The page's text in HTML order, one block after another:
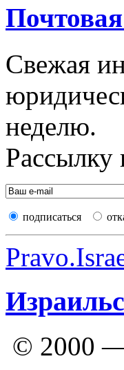
Свежая
неделю.
Рассылку
подписаться
© 2000